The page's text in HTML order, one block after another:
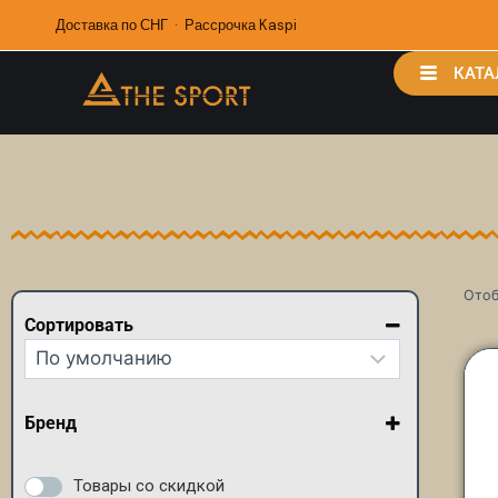
Доставка по СНГ · Рассрочка Kaspi
Сортировать
Сортировка товаров
Бренд
Endura
Товары со скидкой